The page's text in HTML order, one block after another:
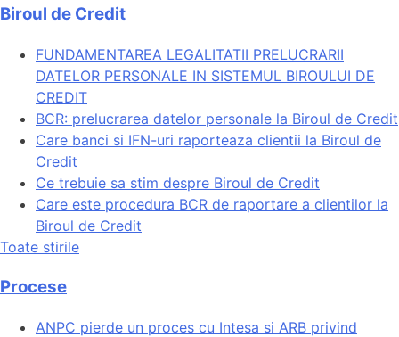
Biroul de Credit
FUNDAMENTAREA LEGALITATII PRELUCRARII
DATELOR PERSONALE IN SISTEMUL BIROULUI DE
CREDIT
BCR: prelucrarea datelor personale la Biroul de Credit
Care banci si IFN-uri raporteaza clientii la Biroul de
Credit
Ce trebuie sa stim despre Biroul de Credit
Care este procedura BCR de raportare a clientilor la
Biroul de Credit
Toate stirile
Procese
ANPC pierde un proces cu Intesa si ARB privind